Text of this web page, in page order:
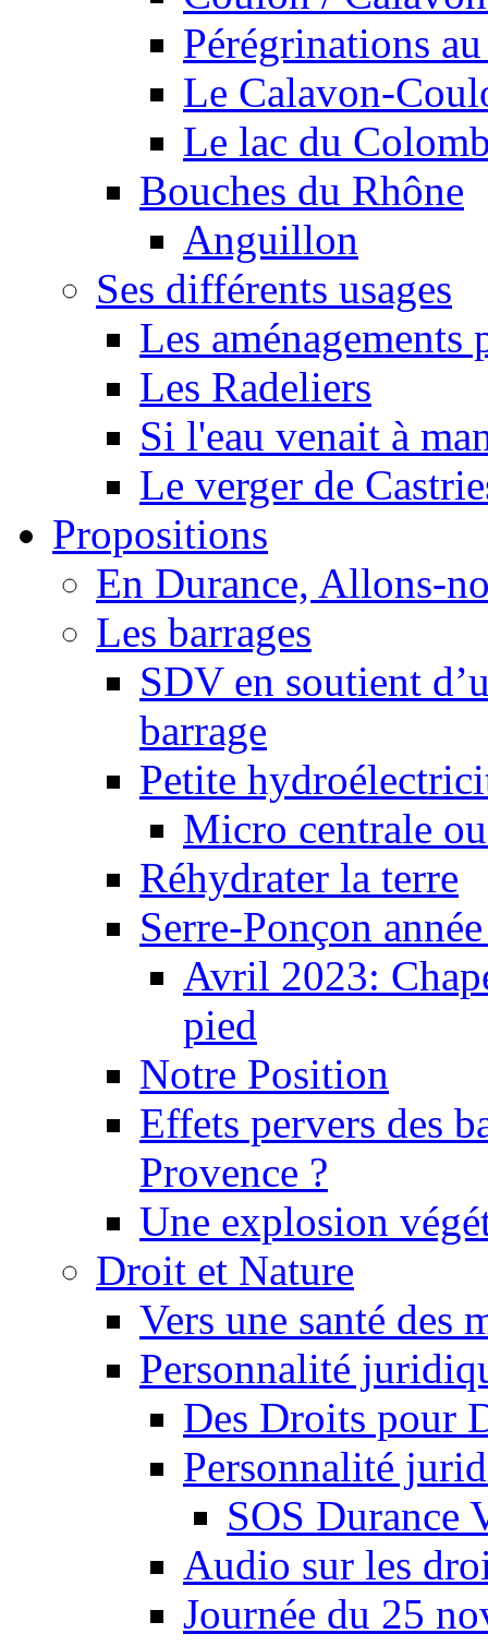
Pérégrinations
Le Calavon-
Le lac du
Bouches du Rhône
Anguillon
Ses différents usages
Les
Les Radeliers
Si l'eau venait à
Le verger de
Propositions
En Durance, Allons-
Les barrages
SDV en soutient
barrage
Petite
Micro centrale
Réhydrater la terre
Serre-Ponçon
Avril 2023:
pied
Notre Position
Effets pervers des
Provence ?
Une explosion
Droit et Nature
Vers une santé des
Personnalité
Des Droits pour
Personnalité
SOS Durance
Audio sur les
Journée du 25